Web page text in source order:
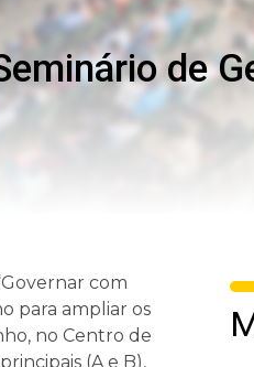
de
com
para ampliar os
no Centro de
(A e B),